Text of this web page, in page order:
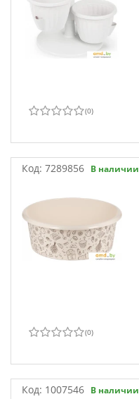
(0)
Код: 7289856 В наличии
(0)
Код: 1007546 В наличии